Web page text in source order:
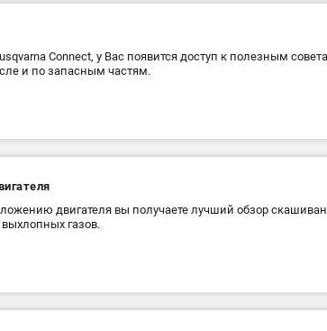
Connect, у Вас появится доступ к полезным
и по запасным частям.
двигателя вы получаете лучший обзор
газов.